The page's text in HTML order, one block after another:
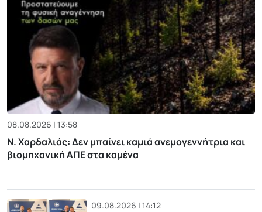
08.08.2026 | 13:58
Ν. Χαρδαλιάς: Δεν μπαίνει καμιά ανεμογεννήτρια και
βιομηχανική ΑΠΕ στα καμένα
09.08.2026 | 14:12